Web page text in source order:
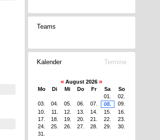
Teams
Kalender Termine
« August 2026 »
Mo Di Mi Do Fr Sa
So
01.
02.
03.
04. 05. 06. 07. 08.
09.
10.
11. 12. 13. 14. 15.
16.
17.
18. 19. 20. 21. 22.
23.
24.
25. 26. 27. 28. 29.
30.
31.